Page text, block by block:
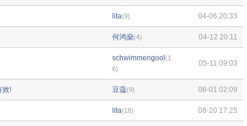
lita(9) 04-06 20:33
何鸿燊(4) 04-12 20:11
schwimmengool (1
6)
05-11 09:03
效! 豆蔻(9) 08-01 02:09
lita(18) 08-20 17:25